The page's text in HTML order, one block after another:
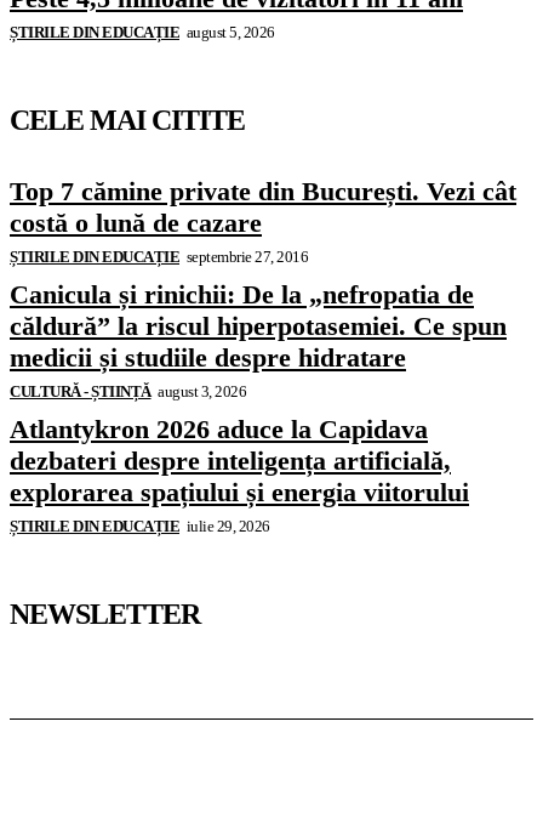
ȘTIRILE DIN EDUCAȚIE august 5, 2026
CELE MAI CITITE
Top 7 cămine private din București. Vezi cât
costă o lună de cazare
ȘTIRILE DIN EDUCAȚIE septembrie 27, 2016
Canicula și rinichii: De la „nefropatia de
căldură” la riscul hiperpotasemiei. Ce spun
medicii și studiile despre hidratare
CULTURĂ - ȘTIINȚĂ august 3, 2026
Atlantykron 2026 aduce la Capidava
dezbateri despre inteligența artificială,
explorarea spațiului și energia viitorului
ȘTIRILE DIN EDUCAȚIE iulie 29, 2026
NEWSLETTER